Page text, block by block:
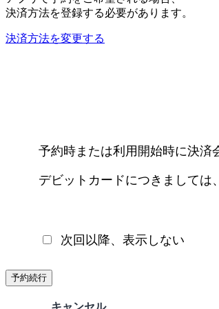
決済方法を登録する必要があります。
決済方法を変更する
予約時または利用開始時に決済
デビットカードにつきましては
次回以降、表示しない
予約続行